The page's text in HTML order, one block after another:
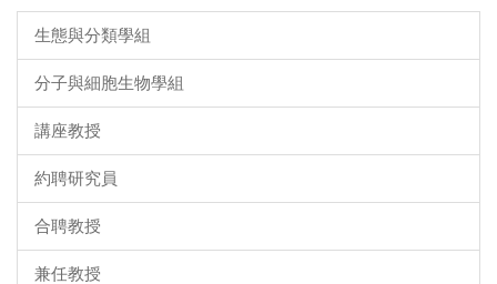
生態與分類學組
分子與細胞生物學組
講座教授
約聘研究員
合聘教授
兼任教授